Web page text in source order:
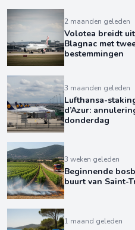
2 maanden geleden
Volotea breidt
Blagnac met
bestemmingen
3 maanden geleden
Lufthansa-
d’Azur:
donderdag
3 weken geleden
Beginnende
buurt van Saint-
1 maand geleden